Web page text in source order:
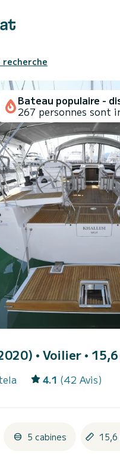
recherche
Bateau populaire -
267 personnes sont
• Voilier •
4.1 (42 Avis)
5 cabines 15,6